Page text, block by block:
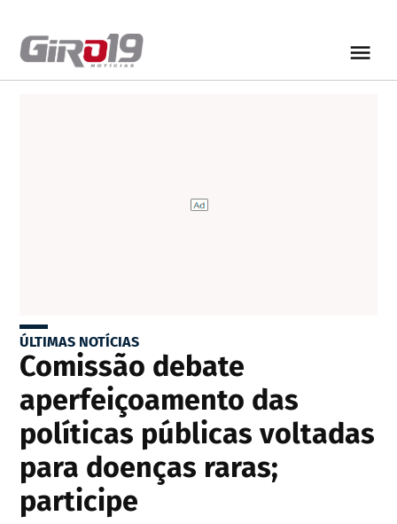
ÚLTIMAS NOTÍCIAS
Comissão debate
aperfeiçoamento das
políticas públicas voltadas
para doenças raras;
participe